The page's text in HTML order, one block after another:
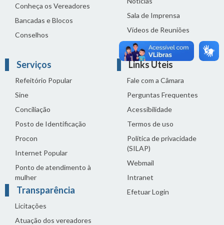
Conheça os Vereadores
Bancadas e Blocos
Conselhos
Sala de Imprensa
Vídeos de Reuniões
Solenidades
Serviços
Refeitório Popular
Sine
Conciliação
Posto de Identificação
Procon
Internet Popular
Ponto de atendimento à
mulher
Transparência
Licitações
Atuação dos vereadores
Links Úteis
Fale com a Câmara
Perguntas Frequentes
Acessibilidade
Termos de uso
Política de privacidade
(SILAP)
Webmail
Intranet
Efetuar Login